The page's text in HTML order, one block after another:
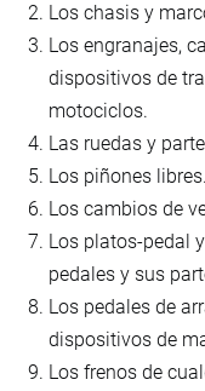
Los chasis y
Los engranajes,
dispositivos de
motociclos.
Las ruedas y
Los piñones libres.
Los cambios de
Los platos-pedal
pedales y sus
Los pedales de
dispositivos de
Los frenos de